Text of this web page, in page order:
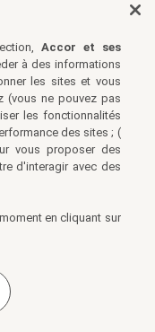
Accor et ses
à des informations
les sites et vous
(vous ne pouvez pas
les fonctionnalités
des sites ; (
vous proposer des
d'interagir avec des
en cliquant sur